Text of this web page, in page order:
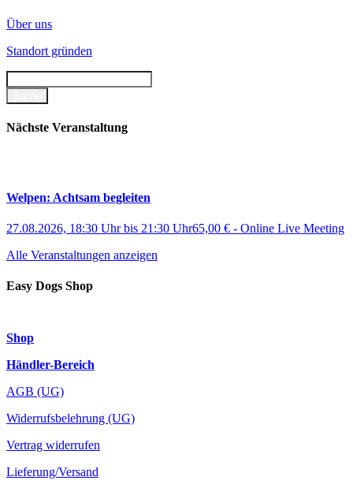
Über uns
Standort gründen
Nächste Veranstaltung
Welpen: Achtsam begleiten
27.08.2026, 18:30 Uhrbis 21:30 Uhr65,00 € - Online Live Meeting
Alle Veranstaltungen anzeigen
Easy Dogs Shop
Shop
Händler-Bereich
AGB (UG)
Widerrufsbelehrung (UG)
Vertrag widerrufen
Lieferung/Versand